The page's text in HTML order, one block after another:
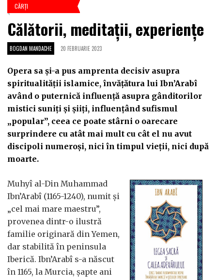
CĂRŢI
Călătorii, meditații, experiențe
BOGDAN MANDACHE 20 FEBRUARIE 2023
Opera sa și-a pus amprenta decisiv asupra
spiritualității islamice, învățătura lui Ibn’Arabî
având o puternică influență asupra gânditorilor
mistici suniți și șiiți, influențând sufismul
„popular”, ceea ce poate stârni o oarecare
surprindere cu atât mai mult cu cât el nu avut
discipoli numeroși, nici în timpul vieții, nici după
moarte.
Muhyî al-Din Muhammad
Ibn’Arabî (1165-1240), numit și
„cel mai mare maestru”,
provenea dintr-o ilustră
familie originară din Yemen,
dar stabilită în peninsula
Iberică. Ibn’Arabî s-a născut
în 1165, la Murcia, șapte ani